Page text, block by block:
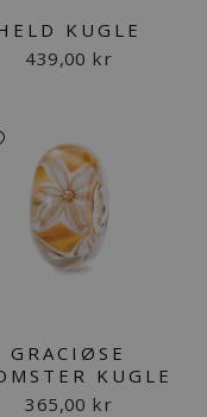
KUGLE
439,00 kr
GRACIØSE
KUGLE
365,00 kr